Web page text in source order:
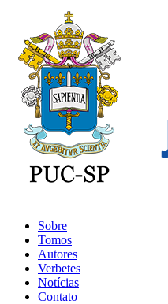
Sobre
Tomos
Autores
Verbetes
Notícias
Contato